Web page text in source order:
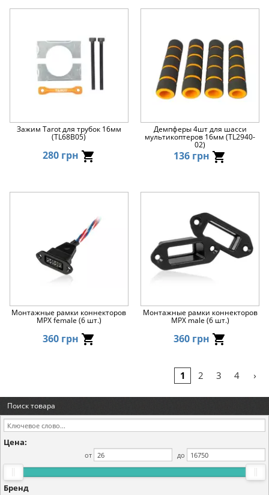
Зажим Tarot для трубок 16мм
(TL68B05)
280 грн
Демпферы 4шт для шасси
мультикоптеров 16мм (TL2940-
02)
136 грн
Монтажные рамки коннекторов
MPX female (6 шт.)
360 грн
Монтажные рамки коннекторов
MPX male (6 шт.)
360 грн
1 2 3 4 ›
Поиск товара
Цена:
от до
Бренд